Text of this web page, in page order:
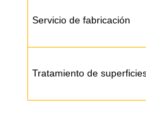
Servicio de fabricación
Tratamiento de